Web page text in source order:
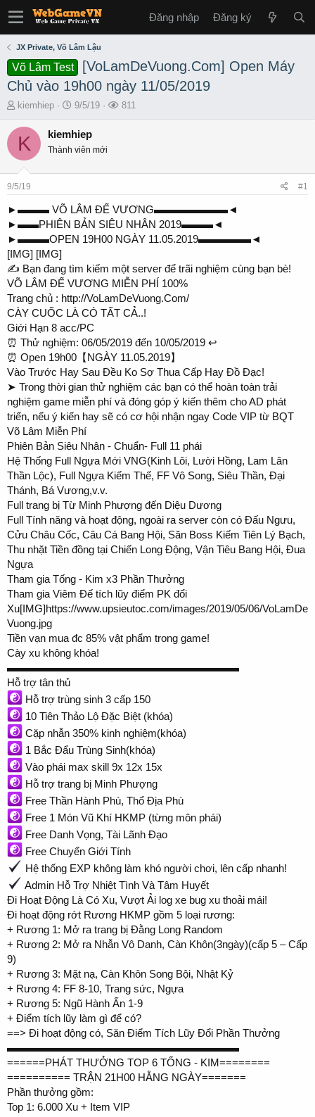
Đăng nhập Đăng ký
JX Private, Võ Lâm Lậu
Võ Lâm Test
[VoLamDeVuong.Com] Open Máy
Chủ vào 19h00 ngày 11/05/2019
T
r
e
s
t
e
r
kiemhiep
S
a
t
e
9/5/19
L
811
K kiemhiep
Thành viên mới
9/5/19 #1
►▬▬▬ VÕ LÂM ĐẾ VƯƠNG▬▬▬▬▬▬▬◄
►▬▬PHIÊN BẢN SIÊU NHÂN 2019▬▬▬◄
►▬▬▬OPEN 19H00 NGÀY 11.05.2019▬▬▬▬▬◄
[IMG] [IMG]
✍ Bạn đang tìm kiếm một server để trãi nghiệm cùng bạn bè!
VÕ LÂM ĐẾ VƯƠNG MIỄN PHÍ 100%
Trang chủ : http://VoLamDeVuong.Com/
CÀY CUỐC LÀ CÓ TẤT CẢ..!
Giới Hạn 8 acc/PC
⏰ Thử nghiệm: 06/05/2019 đến 10/05/2019 ↩
⏰ Open 19h00【NGÀY 11.05.2019】
Vào Trước Hay Sau Đều Ko Sợ Thua Cấp Hay Đồ Đạc!
➤ Trong thời gian thử nghiệm các bạn có thể hoàn toàn trải
nghiệm game miễn phí và đóng góp ý kiến thêm cho AD phát
triển, nếu ý kiến hay sẽ có cơ hội nhận ngay Code VIP từ BQT
Võ Lâm Miễn Phí
Phiên Bản Siêu Nhân - Chuẩn- Full 11 phái
Hệ Thống Full Ngựa Mới VNG(Kinh Lôi, Lười Hồng, Lam Lân
Thần Lộc), Full Ngựa Kiếm Thế, FF Vô Song, Siêu Thần, Đại
Thánh, Bá Vương,v.v.
Full trang bị Từ Minh Phượng đến Diệu Dương
Full Tính năng và hoạt động, ngoài ra server còn có Đấu Ngưu,
Cửu Châu Cốc, Câu Cá Bang Hội, Săn Boss Kiếm Tiên Lý Bạch,
Thu nhặt Tiền đồng tại Chiến Long Động, Vận Tiêu Bang Hội, Đua
Ngựa
Tham gia Tống - Kim x3 Phần Thưởng
Tham gia Viêm Đế tích lũy điểm PK đổi
Xu[IMG]https://www.upsieutoc.com/images/2019/05/06/VoLamDe
Vuong.jpg
Tiền vạn mua đc 85% vật phẩm trong game!
Cày xu không khóa!
▬▬▬▬▬▬▬▬▬▬▬▬▬▬▬▬▬▬▬▬▬▬
Hỗ trợ tân thủ
Hỗ trợ trùng sinh 3 cấp 150
10 Tiên Thảo Lộ Đặc Biệt (khóa)
Cặp nhẫn 350% kinh nghiệm(khóa)
1 Bắc Đẩu Trùng Sinh(khóa)
Vào phái max skill 9x 12x 15x
Hỗ trợ trang bị Minh Phượng
Free Thần Hành Phù, Thổ Địa Phù
Free 1 Món Vũ Khí HKMP (từng môn phái)
Free Danh Vọng, Tài Lãnh Đạo
Free Chuyển Giới Tính
Hệ thống EXP không làm khó người chơi, lên cấp nhanh!
Admin Hỗ Trợ Nhiệt Tình Và Tâm Huyết
Đi Hoạt Động Là Có Xu, Vượt Ải log xe bug xu thoải mái!
Đi hoạt động rớt Rương HKMP gồm 5 loại rương:
+ Rương 1: Mở ra trang bị Đằng Long Random
+ Rương 2: Mở ra Nhẫn Vô Danh, Càn Khôn(3ngày)(cấp 5 – Cấp
9)
+ Rương 3: Mặt nạ, Càn Khôn Song Bội, Nhật Kỷ
+ Rương 4: FF 8-10, Trang sức, Ngựa
+ Rương 5: Ngũ Hành Ấn 1-9
+ Điểm tích lũy làm gì để có?
==> Đi hoạt động có, Săn Điểm Tích Lũy Đổi Phần Thưởng
▬▬▬▬▬▬▬▬▬▬▬▬▬▬▬▬▬▬▬▬▬▬
======PHÁT THƯỞNG TOP 6 TỐNG - KIM========
========== TRẬN 21H00 HẰNG NGÀY=======
Phần thưởng gồm:
Top 1: 6.000 Xu + Item VIP